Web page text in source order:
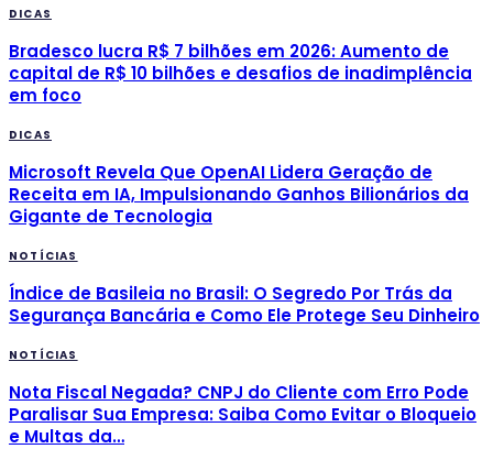
DICAS
Bradesco lucra R$ 7 bilhões em 2026: Aumento de
capital de R$ 10 bilhões e desafios de inadimplência
em foco
DICAS
Microsoft Revela Que OpenAI Lidera Geração de
Receita em IA, Impulsionando Ganhos Bilionários da
Gigante de Tecnologia
NOTÍCIAS
Índice de Basileia no Brasil: O Segredo Por Trás da
Segurança Bancária e Como Ele Protege Seu Dinheiro
NOTÍCIAS
Nota Fiscal Negada? CNPJ do Cliente com Erro Pode
Paralisar Sua Empresa: Saiba Como Evitar o Bloqueio
e Multas da…